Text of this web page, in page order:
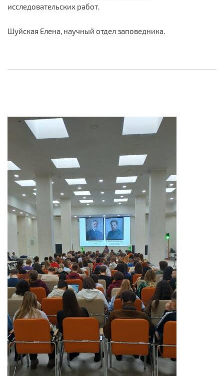
исследовательских работ.
Шуйская Елена, научный отдел заповедника.